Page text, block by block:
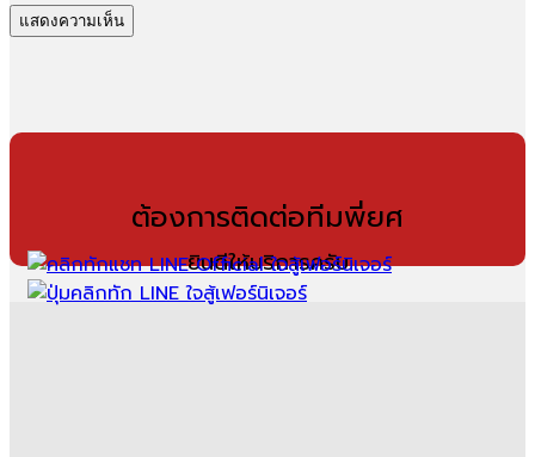
ต้องการติดต่อทีมพี่ยศ
ยินดีให้บริการครับ